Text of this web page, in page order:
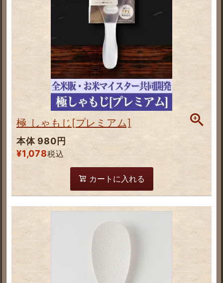
極 しゃもじ[プレミアム]
本体 980円
¥1,078税込
カートに入れる